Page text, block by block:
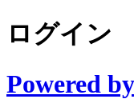
ログイン
Powered